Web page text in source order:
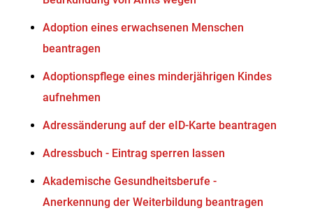
Adoption eines erwachsenen Menschen
beantragen
Adoptionspflege eines minderjährigen Kindes
aufnehmen
Adressänderung auf der eID-Karte beantragen
Adressbuch - Eintrag sperren lassen
Akademische Gesundheitsberufe -
Anerkennung der Weiterbildung beantragen